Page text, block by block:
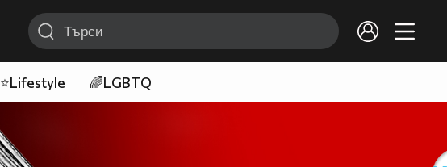
⭐Lifestyle 🌈LGBTQ